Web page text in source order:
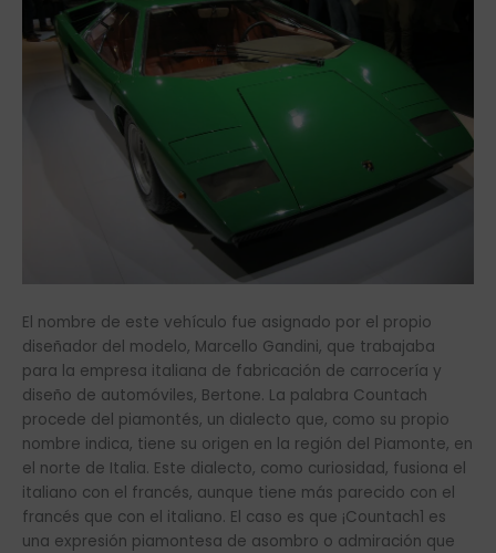
El nombre de este vehículo fue asignado por el propio
diseñador del modelo, Marcello Gandini, que trabajaba
para la empresa italiana de fabricación de carrocería y
diseño de automóviles, Bertone. La palabra Countach
procede del piamontés, un dialecto que, como su propio
nombre indica, tiene su origen en la región del Piamonte, en
el norte de Italia. Este dialecto, como curiosidad, fusiona el
italiano con el francés, aunque tiene más parecido con el
francés que con el italiano. El caso es que ¡Countach1 es
una expresión piamontesa de asombro o admiración que